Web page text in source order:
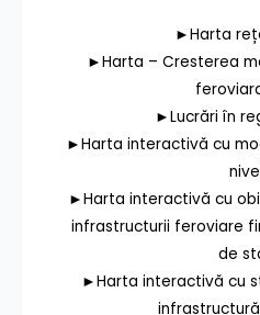
►Harta
►Harta – Cresterea
►Lucrări în
►Harta interactivă cu
►Harta interactivă cu
infrastructurii feroviare
de
►Harta interactivă cu